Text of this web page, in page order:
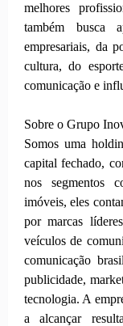
melhores
também busca
empresariais, da
cultura, do
comunicação e
Sobre o Grupo
Somos uma
capital fechado,
nos segmentos
imóveis, eles
por marcas
veículos de
comunicação
publicidade,
tecnologia. A
a alcançar